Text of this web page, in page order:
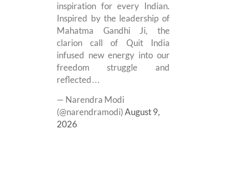
inspiration for every Indian.
Inspired by the leadership of
Mahatma Gandhi Ji, the
clarion call of Quit India
infused new energy into our
freedom struggle and
reflected…
— Narendra Modi
(@narendramodi)August 9,
2026